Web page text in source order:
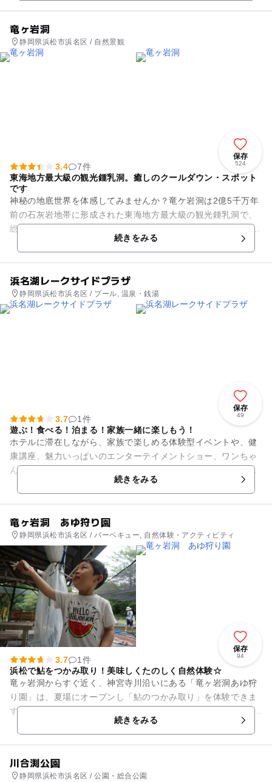
竜ヶ岩洞
静岡県浜松市浜名区 / 自然景観
保存
524
3.4
7件
東海地方最大級の観光鍾乳洞。癒しのクールダウン・スポット
です
神秘の地底世界を体感してみませんか？竜ケ岩洞は2億5千万年
前の石灰岩地帯に形成された東海地方最大級の観光鍾乳洞で、
総延長はなんと1000ｍ以上。繊細で豊富な鍾乳石で彩られた約
続きをみる
浜名湖レークサイドプラザ
静岡県浜松市浜名区 / プール, 温泉・銭湯
保存
49
3.7
1件
遊ぶ！食べる！泊まる！家族一緒に楽しもう！
ホテルに滞在しながら、家族で楽しめる体験型イベントや、健
康講座、魅力いっぱいのエンターテイメントショー、ワンちゃ
んとの絆を深める楽しいドッグイベントなど思い思いの楽しみ
方で過ごすことのできる施設...続きをみる
竜ヶ岩洞 あゆ狩り園
静岡県浜松市浜名区 / バーベキュー, 自然体験・アクティビティ
保存
94
3.7
1件
浜松で鮎をつかみ取り！美味しくたのしく自然体験☆
竜ヶ岩洞からすぐ近く、神宮寺川沿いにある「竜ヶ岩洞あゆ狩
り園」は、夏場にオープンし「鮎のつかみ取り」を体験できま
す。いけすは浅いので小さなお子さんも安心♪タオルや着替えを
持参いただくともっと安心...続きをみる
川合渕公園
静岡県浜松市浜名区 / 公園・総合公園